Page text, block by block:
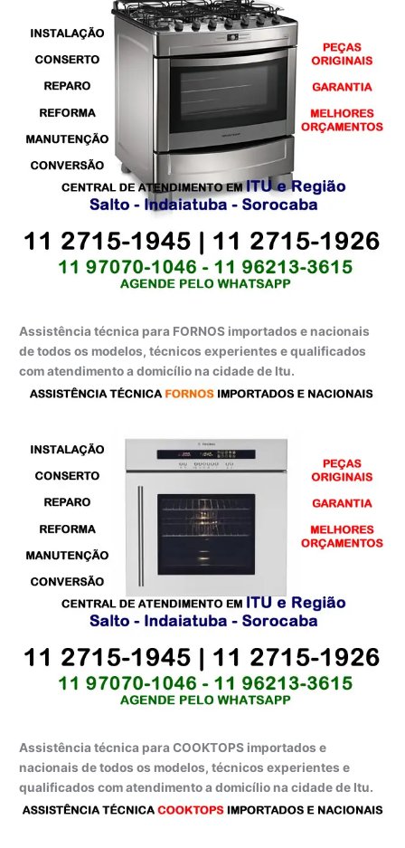
Assistência técnica para FORNOS importados e nacionais
de todos os modelos, técnicos experientes e qualificados
com atendimento a domicílio na cidade de Itu.
Assistência técnica para COOKTOPS importados e
nacionais de todos os modelos, técnicos experientes e
qualificados com atendimento a domicílio na cidade de Itu.